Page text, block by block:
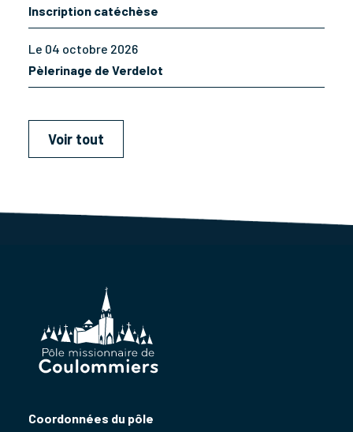
Inscription catéchèse
Le 04 octobre 2026
Pèlerinage de Verdelot
Voir tout
Coordonnées du pôle